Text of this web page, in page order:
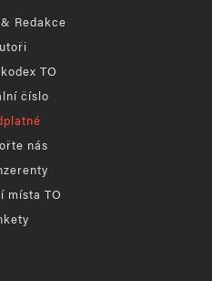
Redakce
TO
číslo
nás
místa TO